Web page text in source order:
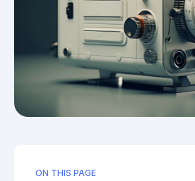
ON THIS PAGE